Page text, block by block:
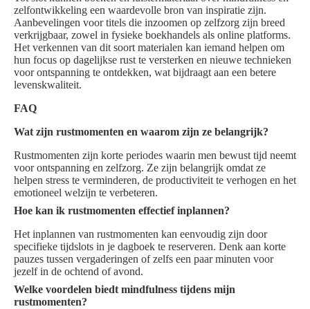
zelfontwikkeling een waardevolle bron van inspiratie zijn.
Aanbevelingen voor titels die inzoomen op zelfzorg zijn breed
verkrijgbaar, zowel in fysieke boekhandels als online platforms.
Het verkennen van dit soort materialen kan iemand helpen om
hun focus op dagelijkse rust te versterken en nieuwe technieken
voor ontspanning te ontdekken, wat bijdraagt aan een betere
levenskwaliteit.
FAQ
Wat zijn rustmomenten en waarom zijn ze belangrijk?
Rustmomenten zijn korte periodes waarin men bewust tijd neemt
voor ontspanning en zelfzorg. Ze zijn belangrijk omdat ze
helpen stress te verminderen, de productiviteit te verhogen en het
emotioneel welzijn te verbeteren.
Hoe kan ik rustmomenten effectief inplannen?
Het inplannen van rustmomenten kan eenvoudig zijn door
specifieke tijdslots in je dagboek te reserveren. Denk aan korte
pauzes tussen vergaderingen of zelfs een paar minuten voor
jezelf in de ochtend of avond.
Welke voordelen biedt mindfulness tijdens mijn
rustmomenten?